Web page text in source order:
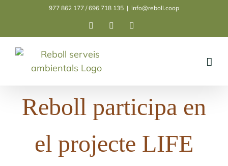
977 862 177 / 696 718 135 | info@reboll.coop
FacebookInstagram
Reboll participa en
el projecte LIFE